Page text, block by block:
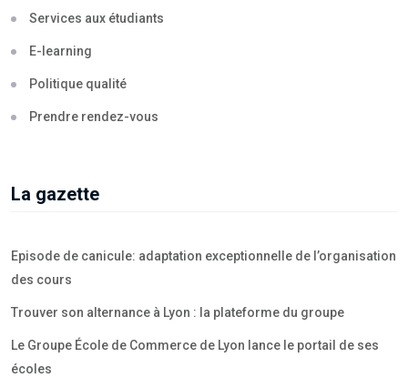
Services aux étudiants
E-learning
Politique qualité
Prendre rendez-vous
La gazette
Episode de canicule: adaptation exceptionnelle de l’organisation
des cours
Trouver son alternance à Lyon : la plateforme du groupe
Le Groupe École de Commerce de Lyon lance le portail de ses
écoles